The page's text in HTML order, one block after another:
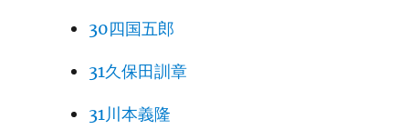
30四国五郎
31久保田訓章
31川本義隆